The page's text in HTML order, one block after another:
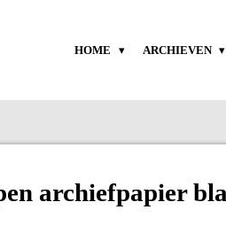
HOME ARCHIEVEN
archiefpapier